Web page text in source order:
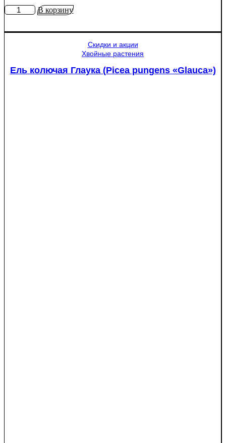
КоличествоВ корзину
Скидки и акции
Хвойные растения
Ель колючая Глаука (Picea pungens «Glauca»)